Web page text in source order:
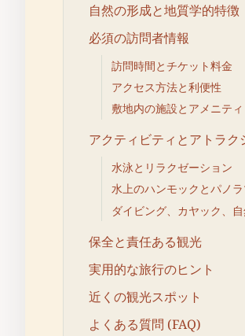
自然の形成と地質学的特徴
必須の訪問者情報
訪問時間とチケット料金
アクセス方法と利便性
敷地内の施設とアメニティ
アクティビティとアトラク
水泳とリラクゼーション
水上のハンモックとパノ
ダイビング、カヤック、
保全と責任ある観光
実用的な旅行のヒント
近くの観光スポット
よくある質問 (FAQ)